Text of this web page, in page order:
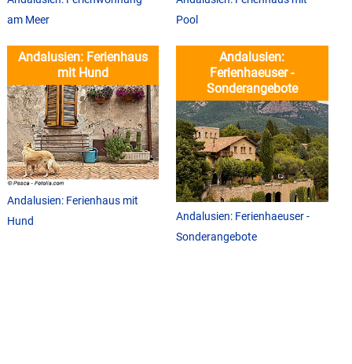
am Meer
Pool
Andalusien: Ferienhaus
mit Hund
Andalusien: Ferienhaus mit
Hund
Andalusien:
Ferienhaeuser -
Sonderangebote
Andalusien: Ferienhaeuser -
Sonderangebote